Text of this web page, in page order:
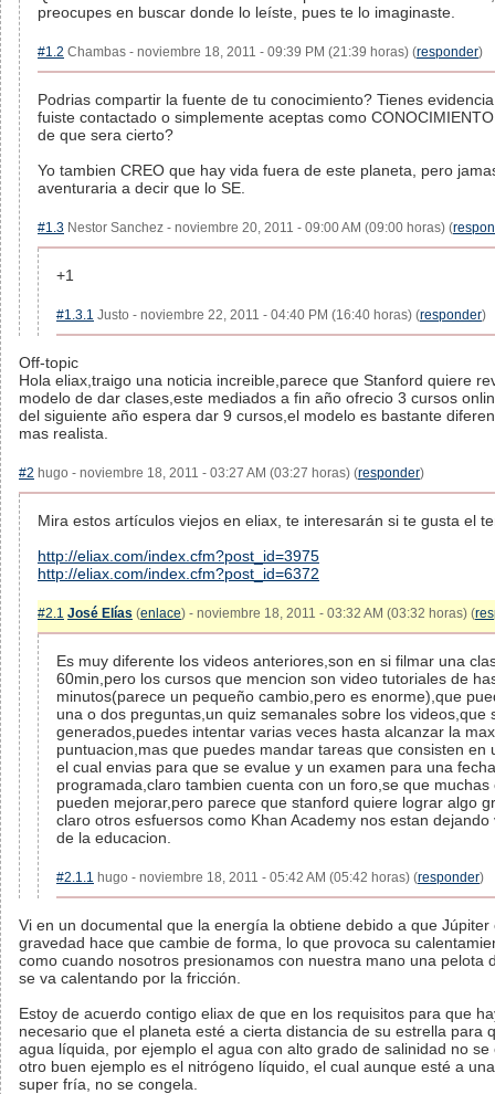
preocupes en buscar donde lo leíste, pues te lo imaginaste.
#1.2 Chambas - noviembre 18, 2011 - 09:39 PM (21:39 horas) (responder)
Podrias compartir la fuente de tu conocimiento? Tienes
fuiste contactado o simplemente aceptas como
de que sera cierto?
Yo tambien CREO que hay vida fuera de este planeta, pero
aventuraria a decir que lo SE.
#1.3 Nestor Sanchez - noviembre 20, 2011 - 09:00 AM (09:00 horas) (
+1
#1.3.1 Justo - noviembre 22, 2011 - 04:40 PM (16:40 horas) (responder)
Off-topic
Hola eliax,traigo una noticia increible,parece que Stanford quiere
modelo de dar clases,este mediados a fin año ofrecio 3 cursos
del siguiente año espera dar 9 cursos,el modelo es bastante
mas realista.
#2 hugo - noviembre 18, 2011 - 03:27 AM (03:27 horas) (responder)
Mira estos artículos viejos en eliax, te interesarán si te gusta el
http://eliax.com/index.cfm?post_id=3975
http://eliax.com/index.cfm?post_id=6372
#2.1 José Elías (enlace) - noviembre 18, 2011 - 03:32 AM (03:32 horas) (
Es muy diferente los videos anteriores,son en si filmar una
60min,pero los cursos que mencion son video tutoriales de
minutos(parece un pequeño cambio,pero es enorme),que
una o dos preguntas,un quiz semanales sobre los videos,que
generados,puedes intentar varias veces hasta alcanzar la
puntuacion,mas que puedes mandar tareas que consisten en
el cual envias para que se evalue y un examen para una fecha
programada,claro tambien cuenta con un foro,se que muchas
pueden mejorar,pero parece que stanford quiere lograr algo
claro otros esfuersos como Khan Academy nos estan dejando
de la educacion.
#2.1.1 hugo - noviembre 18, 2011 - 05:42 AM (05:42 horas) (responder)
Vi en un documental que la energía la obtiene debido a que Júpiter
gravedad hace que cambie de forma, lo que provoca su
como cuando nosotros presionamos con nuestra mano una pelota
se va calentando por la fricción.
Estoy de acuerdo contigo eliax de que en los requisitos para que
necesario que el planeta esté a cierta distancia de su estrella para
agua líquida, por ejemplo el agua con alto grado de salinidad no se
otro buen ejemplo es el nitrógeno líquido, el cual aunque esté a
super fría, no se congela.